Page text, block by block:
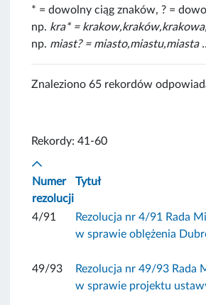
* = dowolny ciąg znaków, ? =
np. kra* =
np. miast? = miasto,miastu,miasta
Znaleziono 65 rekordów
Rekordy: 41-60
Numer
rezolucji
Tytuł
4/91
Rezolucja nr 4/91 Rada
w sprawie oblężenia
49/93
Rezolucja nr 49/93 Rada
w sprawie projektu